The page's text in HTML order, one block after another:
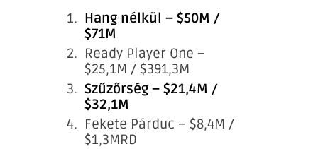
Hang nélkül – $50M /
$71M
Ready Player One –
$25,1M / $391,3M
Szűzőrség – $21,4M /
$32,1M
Fekete Párduc – $8,4M /
$1,3MRD